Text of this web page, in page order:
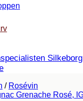
Silkeborg
/ Rosévin